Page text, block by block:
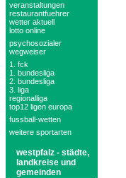
veranstaltungen
restaurantfuehrer
wetter aktuell
lotto online
psychosozialer
wegweiser
1. fck
1. bundesliga
2. bundesliga
3. liga
regionalliga
top12 ligen europa
fussball-wetten
weitere sportarten
westpfalz - städte,
landkreise und
gemeinden